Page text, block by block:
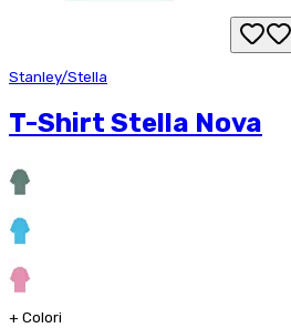
Stanley/Stella
T-Shirt Stella Nova
+ Colori